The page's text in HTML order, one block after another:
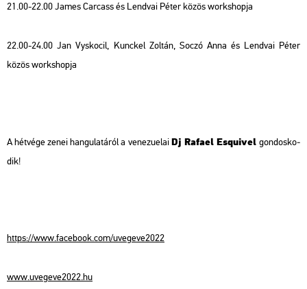
21.00-22.00 James Car­c­ass és Lend­vai Péter közös work­shop­ja
22.00-24.00 Jan Vys­ko­cil, Kunc­kel Zol­tán, Soczó Anna és Lend­vai Péter
közös work­shop­ja
A hét­vé­ge zenei han­gu­la­tá­ról a ve­ne­zu­e­laiDj Ra­fa­el Es­qu­i­velgon­dos­ko­
dik!
https://​www.​fa­ce­book.​com/​uve­g­eve2022
www.​uve­g­eve2022.​hu